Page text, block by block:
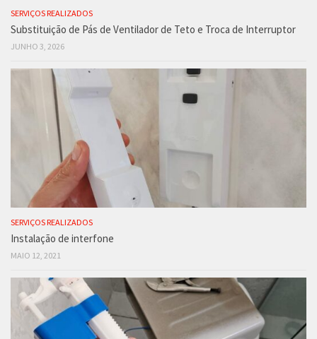
SERVIÇOS REALIZADOS
Substituição de Pás de Ventilador de Teto e Troca de Interruptor
JUNHO 3, 2026
SERVIÇOS REALIZADOS
Instalação de interfone
MAIO 12, 2021